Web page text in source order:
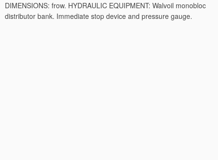
DIMENSIONS: frow. HYDRAULIC EQUIPMENT: Walvoil monobloc
distributor bank. Immediate stop device and pressure gauge.